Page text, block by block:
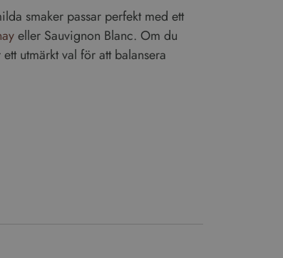
smaker passar perfekt med ett
eller Sauvignon Blanc. Om du
utmärkt val för att balansera